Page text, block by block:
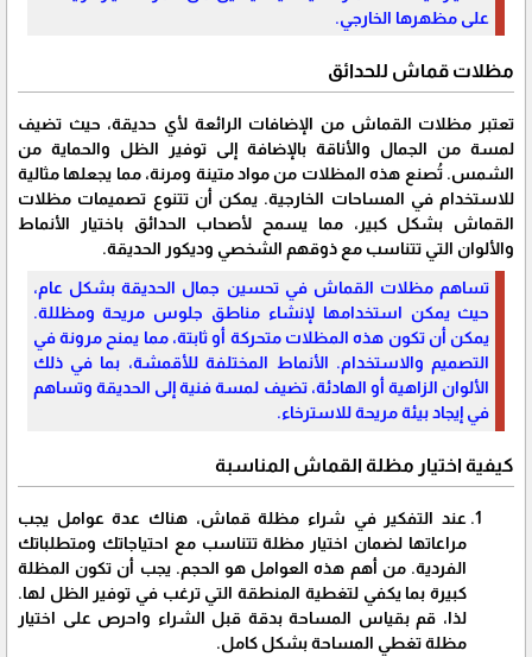
على مظهرها الخارجي.
مظلات قماش للحدائق
تعتبر مظلات القماش من الإضافات الرائعة لأي حديقة، حيث تضيف
لمسة من الجمال والأناقة بالإضافة إلى توفير الظل والحماية من
الشمس. تُصنع هذه المظلات من مواد متينة ومرنة، مما يجعلها مثالية
للاستخدام في المساحات الخارجية. يمكن أن تتنوع تصميمات مظلات
القماش بشكل كبير، مما يسمح لأصحاب الحدائق باختيار الأنماط
والألوان التي تتناسب مع ذوقهم الشخصي وديكور الحديقة.
تساهم مظلات القماش في تحسين جمال الحديقة بشكل عام،
حيث يمكن استخدامها لإنشاء مناطق جلوس مريحة ومظللة.
يمكن أن تكون هذه المظلات متحركة أو ثابتة، مما يمنح مرونة في
التصميم والاستخدام. الأنماط المختلفة للأقمشة، بما في ذلك
الألوان الزاهية أو الهادئة، تضيف لمسة فنية إلى الحديقة وتساهم
في إيجاد بيئة مريحة للاسترخاء.
كيفية اختيار مظلة القماش المناسبة
عند التفكير في شراء مظلة قماش، هناك عدة عوامل يجب
مراعاتها لضمان اختيار مظلة تتناسب مع احتياجاتك ومتطلباتك
الفردية. من أهم هذه العوامل هو الحجم. يجب أن تكون المظلة
كبيرة بما يكفي لتغطية المنطقة التي ترغب في توفير الظل لها.
لذا، قم بقياس المساحة بدقة قبل الشراء واحرص على اختيار
مظلة تغطي المساحة بشكل كامل.